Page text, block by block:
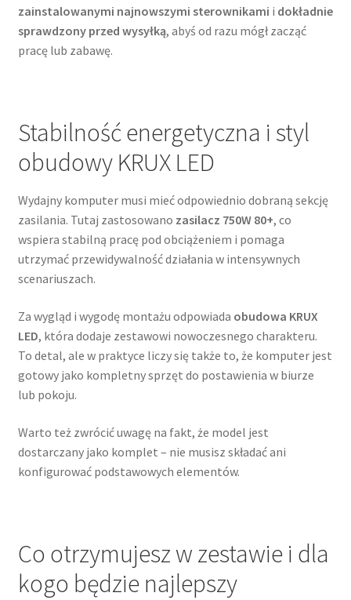
zainstalowanymi najnowszymi sterownikami i dokładnie
sprawdzony przed wysyłką, abyś od razu mógł zacząć
pracę lub zabawę.
Stabilność energetyczna i styl
obudowy KRUX LED
Wydajny komputer musi mieć odpowiednio dobraną sekcję
zasilania. Tutaj zastosowano zasilacz 750W 80+, co
wspiera stabilną pracę pod obciążeniem i pomaga
utrzymać przewidywalność działania w intensywnych
scenariuszach.
Za wygląd i wygodę montażu odpowiada obudowa KRUX
LED, która dodaje zestawowi nowoczesnego charakteru.
To detal, ale w praktyce liczy się także to, że komputer jest
gotowy jako kompletny sprzęt do postawienia w biurze
lub pokoju.
Warto też zwrócić uwagę na fakt, że model jest
dostarczany jako komplet – nie musisz składać ani
konfigurować podstawowych elementów.
Co otrzymujesz w zestawie i dla
kogo będzie najlepszy